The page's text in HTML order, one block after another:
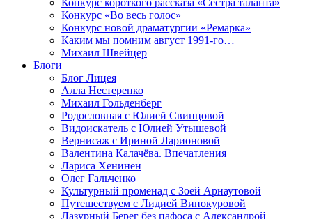
Конкурс короткого рассказа «Сестра таланта»
Конкурс «Во весь голос»
Конкурс новой драматургии «Ремарка»
Каким мы помним август 1991-го…
Михаил Швейцер
Блоги
Блог Лицея
Алла Нестеренко
Михаил Гольденберг
Родословная с Юлией Свинцовой
Видоискатель с Юлией Утышевой
Вернисаж с Ириной Ларионовой
Валентина Калачёва. Впечатления
Лариса Хенинен
Олег Гальченко
Культурный променад с Зоей Арнаутовой
Путешествуем с Лидией Винокуровой
Лазурный Берег без пафоса с Александрой